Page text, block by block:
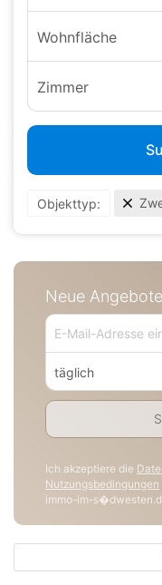
Wohnfläche
Zimmer
Objekttyp:
Neue
täglich
Ich akzeptiere die
Nutzungsbedingungen
immo-im-